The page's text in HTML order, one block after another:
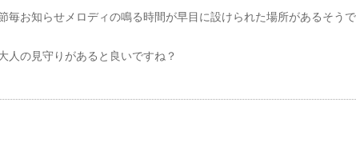
毎お知らせメロディの鳴る時間が早目に設けられた場所があるそう
人の見守りがあると良いですね？